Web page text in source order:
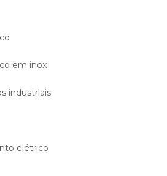
em inox
industriais
elétrico